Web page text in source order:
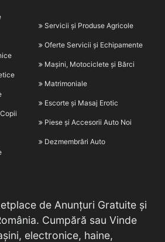
Servicii și Produse Agricole
Oferte Servicii și Echipamente
Mașini, Motociclete și Bărci
Matrimoniale
Escorte și Masaj Erotic
Piese și Accesorii Auto Noi
Dezmembrări Auto
de Anunțuri Gratuite și
Cumpără sau Vinde
electronice, haine,